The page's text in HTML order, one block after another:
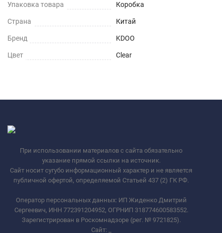
Упаковка товара Коробка
Страна Китай
Бренд KDOO
Цвет Clear
При использовании материалов с сайта обязательно
указание прямой ссылки на источник.
Сайт носит сугубо информационный характер и не является
публичной офертой, определяемой Статьей 437 (2) ГК РФ.
Оператор персональных данных: ИП Жиденко Дмитрий
Сергеевич, ИНН 772391204952, ОГРНИП 318774600583552.
Зарегистрирован в Роскомнадзоре (рег. № 9721825).
Сайт: